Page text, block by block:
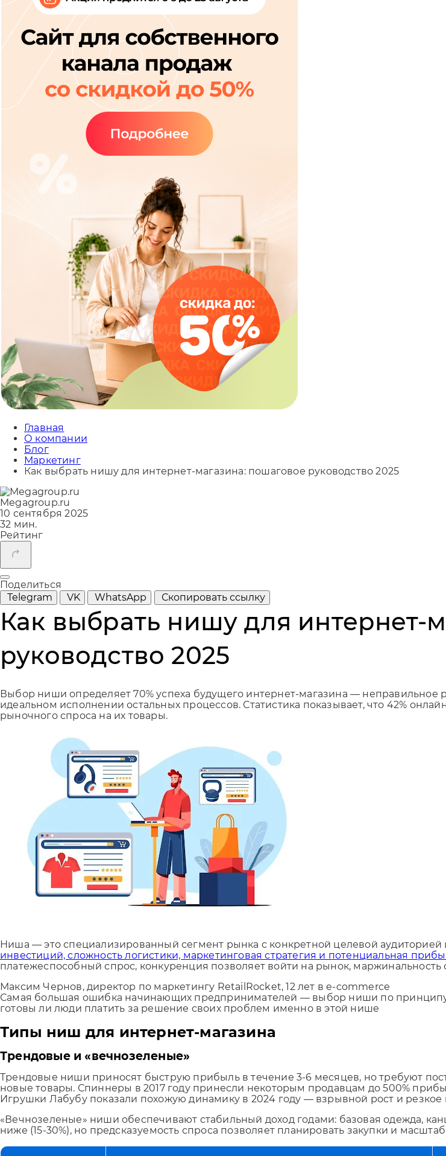
Главная
О компании
Блог
Маркетинг
Как выбрать нишу для интернет-магазина: пошаговое руководство 2025
Megagroup.ru
10 сентября 2025
32 мин.
Рейтинг
Поделиться
Telegram
VK WhatsApp Скопировать ссылку
Как выбрать нишу для интернет-
руководство 2025
Выбор ниши определяет 70% успеха будущего интернет-магазина —
идеальном исполнении остальных процессов. Статистика показывает, что 42%
рыночного спроса на их товары.
Ниша — это специализированный сегмент рынка с конкретной целевой
инвестиций, сложность логистики, маркетинговая стратегия и потенциальная
платежеспособный спрос, конкуренция позволяет войти на рынок, маржинальность
Максим Чернов, директор по маркетингу RetailRocket, 12 лет в e-commerce
Самая большая ошибка начинающих предпринимателей — выбор ниши по принципу
готовы ли люди платить за решение своих проблем именно в этой нише
Типы ниш для интернет-магазина
Трендовые и «вечнозеленые»
Трендовые ниши приносят быструю прибыль в течение 3-6 месяцев, но требуют
новые товары. Спиннеры в 2017 году принесли некоторым продавцам до 500%
Игрушки Лабубу показали похожую динамику в 2024 году — взрывной рост и резкое
«Вечнозеленые» ниши обеспечивают стабильный доход годами: базовая одежда,
ниже (15-30%), но предсказуемость спроса позволяет планировать закупки и
Отправляя форму, Вы принимаете